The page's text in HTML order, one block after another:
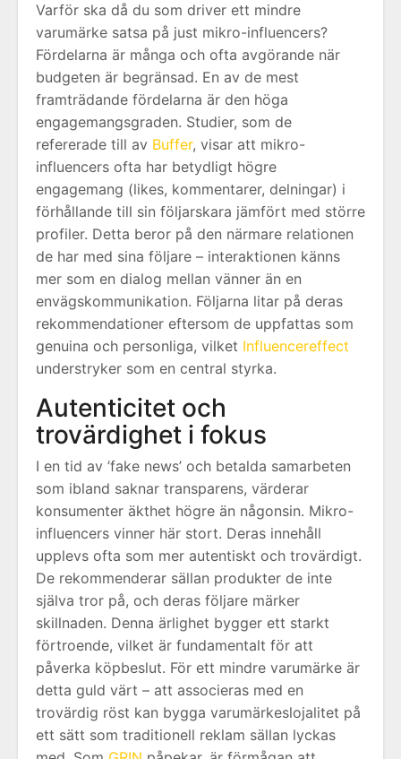
Varför ska då du som driver ett mindre
varumärke satsa på just mikro-influencers?
Fördelarna är många och ofta avgörande när
budgeten är begränsad. En av de mest
framträdande fördelarna är den höga
engagemangsgraden. Studier, som de
refererade till av Buffer, visar att mikro-
influencers ofta har betydligt högre
engagemang (likes, kommentarer, delningar) i
förhållande till sin följarskara jämfört med större
profiler. Detta beror på den närmare relationen
de har med sina följare – interaktionen känns
mer som en dialog mellan vänner än en
envägskommunikation. Följarna litar på deras
rekommendationer eftersom de uppfattas som
genuina och personliga, vilket Influencereffect
understryker som en central styrka.
Autenticitet och
trovärdighet i fokus
I en tid av ’fake news’ och betalda samarbeten
som ibland saknar transparens, värderar
konsumenter äkthet högre än någonsin. Mikro-
influencers vinner här stort. Deras innehåll
upplevs ofta som mer autentiskt och trovärdigt.
De rekommenderar sällan produkter de inte
själva tror på, och deras följare märker
skillnaden. Denna ärlighet bygger ett starkt
förtroende, vilket är fundamentalt för att
påverka köpbeslut. För ett mindre varumärke är
detta guld värt – att associeras med en
trovärdig röst kan bygga varumärkeslojalitet på
ett sätt som traditionell reklam sällan lyckas